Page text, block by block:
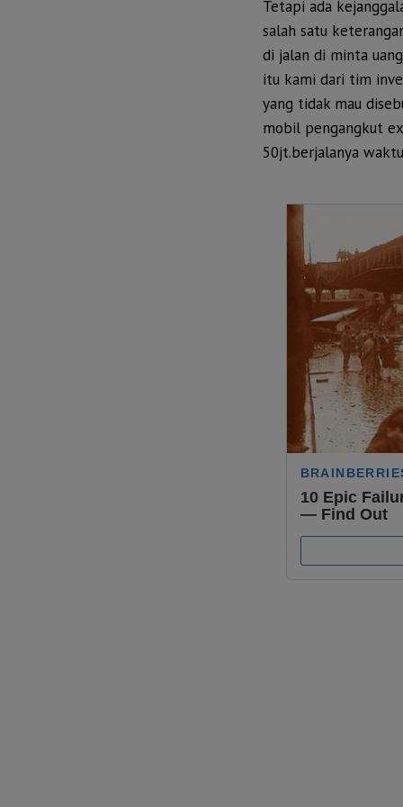
Tetapi ada
salah satu
di jalan di minta
itu kami dari tim
yang tidak mau
mobil pengangkut
50jt.berjalanya